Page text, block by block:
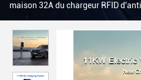
maison 32A du chargeur RFID